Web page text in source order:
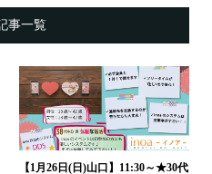
事一覧
【1月26日(日)山口】11:30～★30代